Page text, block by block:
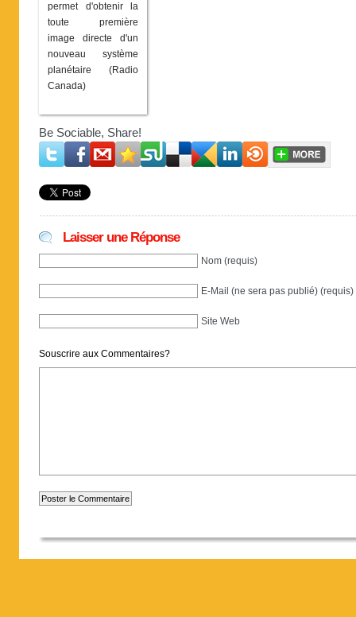
permet d'obtenir la
toute première
image directe d'un
nouveau système
planétaire (Radio
Canada)
Be Sociable, Share!
Laisser une Réponse
Nom (requis)
E-Mail (ne sera pas publié) (requis)
Site Web
Souscrire aux Commentaires?